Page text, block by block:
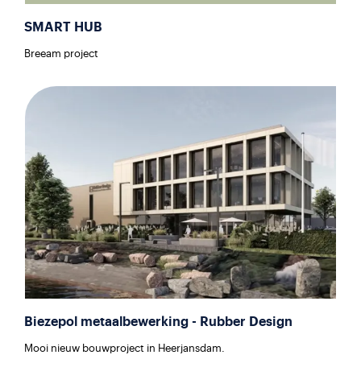
SMART HUB
Breeam project
Biezepol metaalbewerking - Rubber Design
Mooi nieuw bouwproject in Heerjansdam.